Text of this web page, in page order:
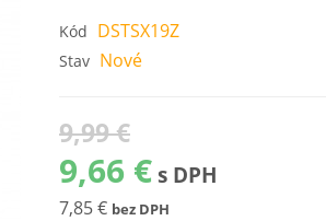
Kód DSTSX19Z
Stav Nové
9,99 €
9,66 € s DPH
7,85 € bez DPH